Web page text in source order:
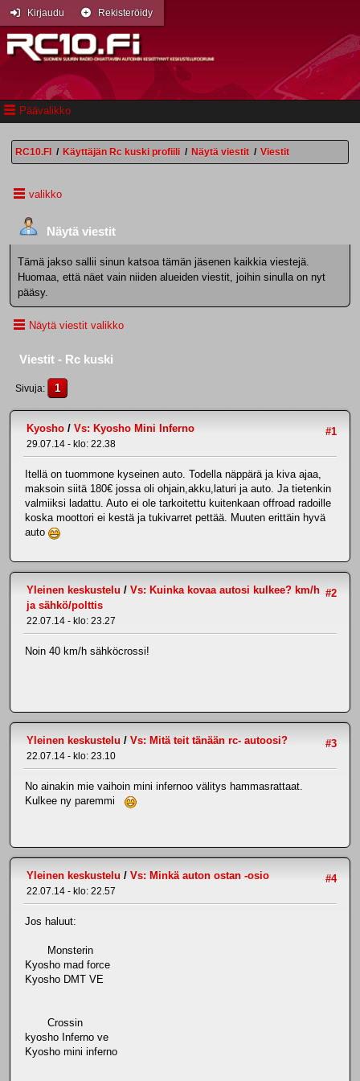
Päävalikko
Kirjaudu Rekisteröidy
RC10.FI / Käyttäjän Rc kuski profiili / Näytä viestit / Viestit
valikko
Näytä viestit
Tämä jakso sallii sinun katsoa tämän jäsenen kaikkia viestejä.
Huomaa, että näet vain niiden alueiden viestit, joihin sinulla on nyt
pääsy.
Näytä viestit valikko
Viestit - Rc kuski
Sivuja 1
#1
Kyosho / Vs: Kyosho Mini Inferno
29.07.14 - klo: 22.38
Itellä on tuommone kyseinen auto. Todella näppärä ja kiva ajaa,
maksoin siitä 180€ jossa oli ohjain,akku,laturi ja auto. Ja tietenkin
valmiiksi ladattu. Auto ei ole tarkoitettu kuitenkaan offroad radoille
koska moottori ei kestä ja tukivarret pettää. Muuten erittäin hyvä
auto
#2
Yleinen keskustelu / Vs: Kuinka kovaa autosi kulkee? km/h
ja sähkö/polttis
22.07.14 - klo: 23.27
Noin 40 km/h sähköcrossi!
#3
Yleinen keskustelu / Vs: Mitä teit tänään rc- autoosi?
22.07.14 - klo: 23.10
No ainakin mie vaihoin mini infernoo välitys hammasrattaat.
Kulkee ny paremmi
#4
Yleinen keskustelu / Vs: Minkä auton ostan -osio
22.07.14 - klo: 22.57
Jos haluut:
Monsterin
Kyosho mad force
Kyosho DMT VE
Crossin
kyosho Inferno ve
Kyosho mini inferno